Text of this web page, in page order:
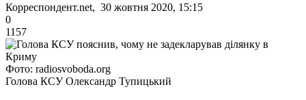
Корреспондент.net, 30 жовтня 2020, 15:15
0
1157
Фото: radiosvoboda.org
Голова КСУ Олександр Тупицький